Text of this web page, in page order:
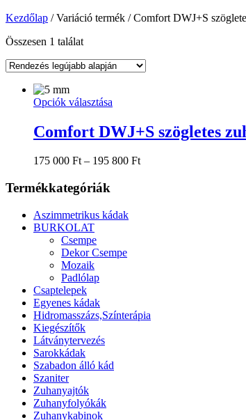
Kezdőlap / Variáció termék / Comfort DWJ+S
Összesen 1 találat
Opciók választása
terméknek
több
van.
termékoldalon
Comfort DWJ+S szögletes
175 000 Ft – 195 800 FtÁrtartomány:
Termékkategóriák
Aszimmetrikus kádak
BURKOLAT
Csempe
Dekor Csempe
Mozaik
Padlólap
Csaptelepek
Egyenes kádak
Hidromasszázs,Színterápia
Kiegészítők
Látványtervezés
Sarokkádak
Szabadon álló kád
Szaniter
Zuhanyajtók
Zuhanyfolyókák
Zuhanykabinok